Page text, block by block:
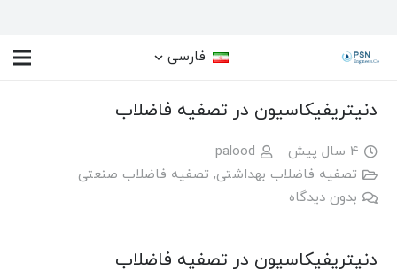
فارسی
دنیتریفیکاسیون در تصفیه فاضلاب
4 سال پیش
palood
تصفیه فاضلاب بهداشتی, تصفیه فاضلاب صنعتی
بدون دیدگاه
دنیتریفیکاسیون در تصفیه فاضلاب